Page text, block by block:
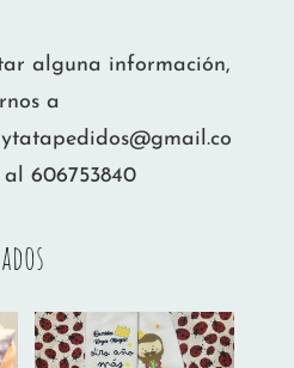
alguna información,
a
606753840